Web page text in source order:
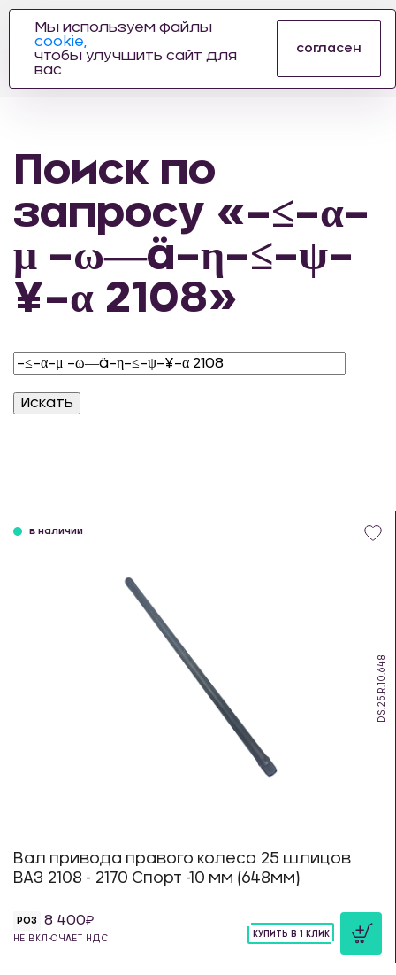
АВТОЗАПЧАСТЕЙ
Поиск по
запросу «–≤–α–
μ –ω―ä–η–≤–ψ–
¥–α 2108»
DS.25.R.10.648
в наличии
Вал привода правого колеса 25 шлицов
ВАЗ 2108 - 2170 Спорт -10 мм (648мм)
РОЗ 8 400
НЕ ВКЛЮЧАЕТ НДС
КУПИТЬ В 1 КЛИК
Мы используем файлы
cookie,
чтобы улучшить сайт для
вас
согласен